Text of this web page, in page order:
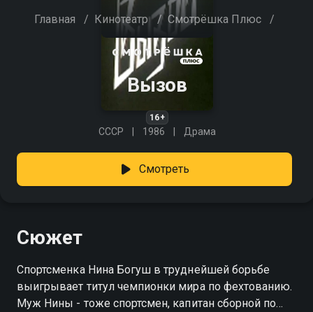
Главная / Кинотеатр / Смотрёшка Плюс /
Вызов
16+
СССР 1986 Драма
Смотреть
Сюжет
Спортсменка Нина Богуш в труднейшей борьбе
выигрывает титул чемпионки мира по фехтованию.
Муж Нины - тоже спортсмен, капитан сборной по